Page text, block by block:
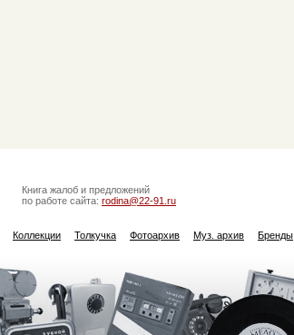
Книга жалоб и предложений
по работе сайта: rodina@22-91.ru
Коллекции Толкучка Фотоархив Муз. архив Бренды